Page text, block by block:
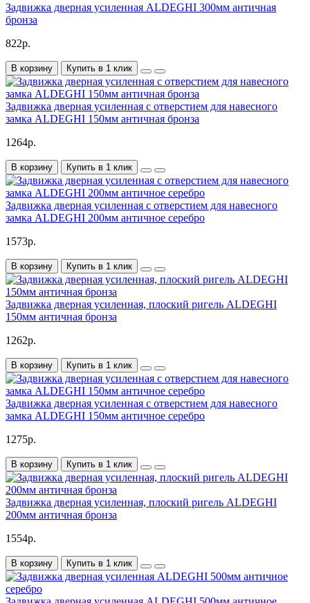
Задвижка дверная усиленная ALDEGHI 300мм античная
бронза
822р.
В корзину Купить в 1 клик
Задвижка дверная усиленная с отверстием для навесного
замка ALDEGHI 150мм античная бронза
1264р.
В корзину Купить в 1 клик
Задвижка дверная усиленная с отверстием для навесного
замка ALDEGHI 200мм античное серебро
1573р.
В корзину Купить в 1 клик
Задвижка дверная усиленная, плоский ригель ALDEGHI
150мм античная бронза
1262р.
В корзину Купить в 1 клик
Задвижка дверная усиленная с отверстием для навесного
замка ALDEGHI 150мм античное серебро
1275р.
В корзину Купить в 1 клик
Задвижка дверная усиленная, плоский ригель ALDEGHI
200мм античная бронза
1554р.
В корзину Купить в 1 клик